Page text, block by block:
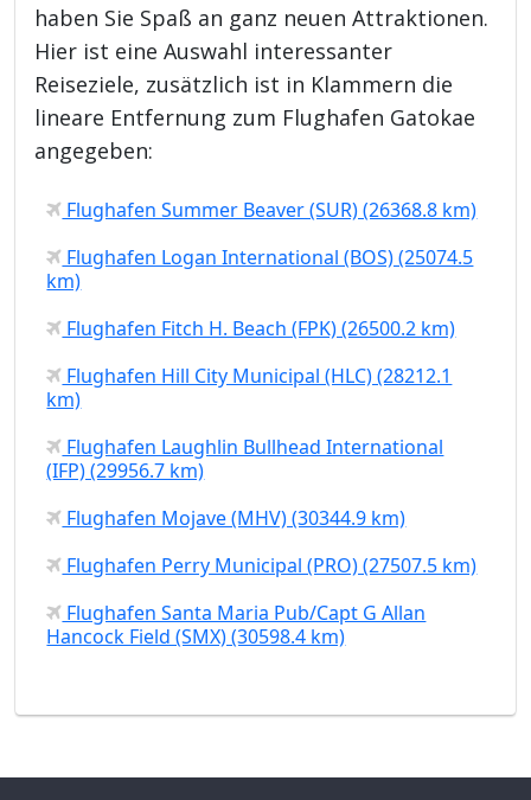
haben Sie Spaß an ganz neuen Attraktionen.
Hier ist eine Auswahl interessanter
Reiseziele, zusätzlich ist in Klammern die
lineare Entfernung zum Flughafen Gatokae
angegeben:
Flughafen Summer Beaver (SUR) (26368.8 km)
Flughafen Logan International (BOS) (25074.5
km)
Flughafen Fitch H. Beach (FPK) (26500.2 km)
Flughafen Hill City Municipal (HLC) (28212.1
km)
Flughafen Laughlin Bullhead International
(IFP) (29956.7 km)
Flughafen Mojave (MHV) (30344.9 km)
Flughafen Perry Municipal (PRO) (27507.5 km)
Flughafen Santa Maria Pub/Capt G Allan
Hancock Field (SMX) (30598.4 km)